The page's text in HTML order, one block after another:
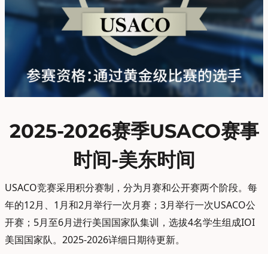
2025-2026赛季USACO赛事
时间-美东时间
USACO竞赛采用积分赛制，分为月赛和公开赛两个阶段。每
年的12月、1月和2月举行一次月赛；3月举行一次USACO公
开赛；5月至6月进行美国国家队集训，选拔4名学生组成IOI
美国国家队。2025-2026详细日期待更新。